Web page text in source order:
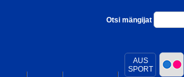
AUS
SPORT
Otsi mängijat